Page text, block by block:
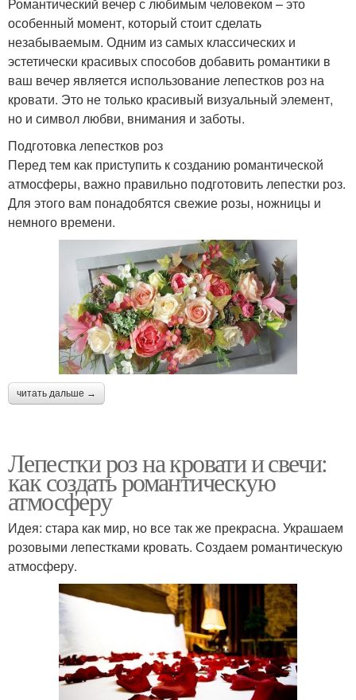
Романтический вечер с любимым человеком – это
особенный момент, который стоит сделать
незабываемым. Одним из самых классических и
эстетически красивых способов добавить романтики в
ваш вечер является использование лепестков роз на
кровати. Это не только красивый визуальный элемент,
но и символ любви, внимания и заботы.
Подготовка лепестков роз
Перед тем как приступить к созданию романтической
атмосферы, важно правильно подготовить лепестки роз.
Для этого вам понадобятся свежие розы, ножницы и
немного времени.
читать дальше →
Лепестки роз на кровати и свечи:
как создать романтическую
атмосферу
Идея: стара как мир, но все так же прекрасна. Украшаем
розовыми лепестками кровать. Создаем романтическую
атмосферу.